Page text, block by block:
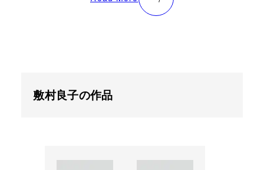
敷村良子の作品